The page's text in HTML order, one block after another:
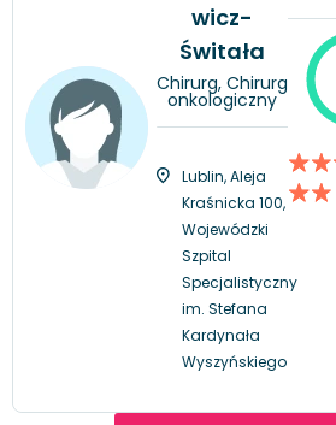
wicz-
Świtała
Chirurg, Chirurg
onkologiczny
Lublin, Aleja
Kraśnicka 100,
Wojewódzki
Szpital
Specjalistyczny
im. Stefana
Kardynała
Wyszyńskiego